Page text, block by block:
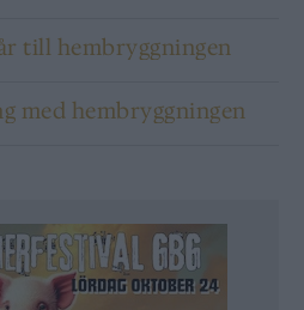
till hembryggningen
med hembryggningen